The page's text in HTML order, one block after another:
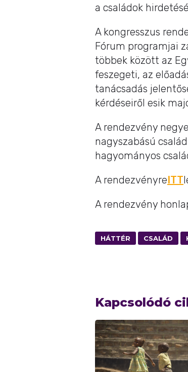
a családok
A kongresszus
Fórum programjai
többek között az
feszegeti, az
tanácsadás
kérdéseiről esik
A rendezvény
nagyszabású
hagyományos
A rendezvényreITT
A rendezvény
HÁTTÉR CSALÁD
Kapcsolódó